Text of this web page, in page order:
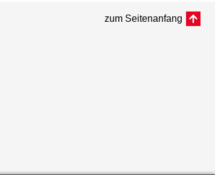
zum Seitenanfang